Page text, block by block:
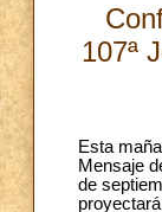
107ª
Esta
Mensaje
de